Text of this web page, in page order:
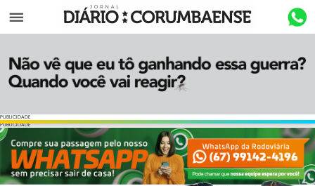
Menu
PUBLICIDADE
PUBLICIDADE